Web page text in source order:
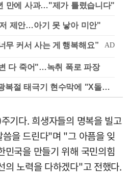
만에 사과…"제가 틀렸습니다"
제안…아기 못 낳아 미안"
다 죽어"…녹취 폭로 파장
김희철, 거꾸로 걸린 광복절 태극기 현수막에 "X돌았네"
기다. 희생자들의 명복을 빌고
을 드린다"며 "그 아픔을 잊
민국을 만들기 위해 국민의힘
의 노력을 다하겠다"고 전했다.